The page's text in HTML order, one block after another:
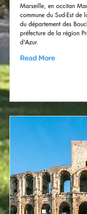
Marseille, en occitan
commune du Sud-Est de
du département des
préfecture de la région
d'Azur.
Read More